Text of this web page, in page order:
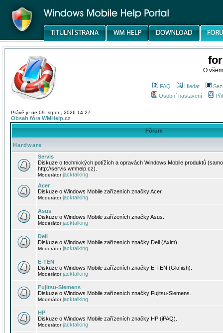
O
FAQ Hledat
Osobní nastavení
Právě je ne 09. srpen, 2026 14:27
Obsah fóra WMHelp.cz
Fórum
Hardware
Servis
Diskuze o technických potížích a opravách Windows Mobile produktů
http://servis.wmhelp.cz).
Moderátorjacktalking
Acer
Diskuze o Windows Mobile zařízeních značky Acer.
Moderátorjacktalking
Asus
Diskuze o Windows Mobile zařízeních značky Asus.
Moderátorjacktalking
Dell
Diskuze o Windows Mobile zařízeních značky Dell (Axim).
Moderátorjacktalking
E-TEN
Diskuze o Windows Mobile zařízeních značky E-TEN (Glofiish).
Moderátorjacktalking
Fujitsu-Siemens
Diskuze o Windows Mobile zařízeních značky Fujitsu-Siemens.
Moderátorjacktalking
HP
Diskuze o Windows Mobile zařízeních značky HP (iPAQ).
Moderátorjacktalking